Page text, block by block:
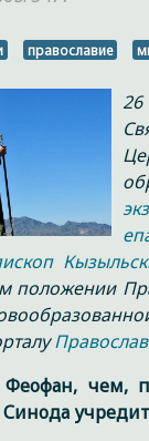
православие
положении
чем,